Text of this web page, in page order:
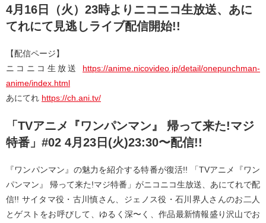
4月16日（火）23時よりニコニコ生放送、あに
てれにて見逃しライブ配信開始!!
【配信ページ】
ニコニコ生放送 https://anime.nicovideo.jp/detail/onepunchman-
anime/index.html
あにてれ https://ch.ani.tv/
「TVアニメ『ワンパンマン』 帰って来た!マジ
特番」#02 4月23日(火)23:30〜配信!!
『ワンパンマン』の魅力を紹介する特番が復活!! 「TVアニメ『ワン
パンマン』 帰って来た!マジ特番」がニコニコ生放送、あにてれで配
信!! サイタマ役・古川慎さん、ジェノス役・石川界人さんのお二人
とゲストをお呼びして、ゆるく深〜く、作品最新情報盛り沢山でお